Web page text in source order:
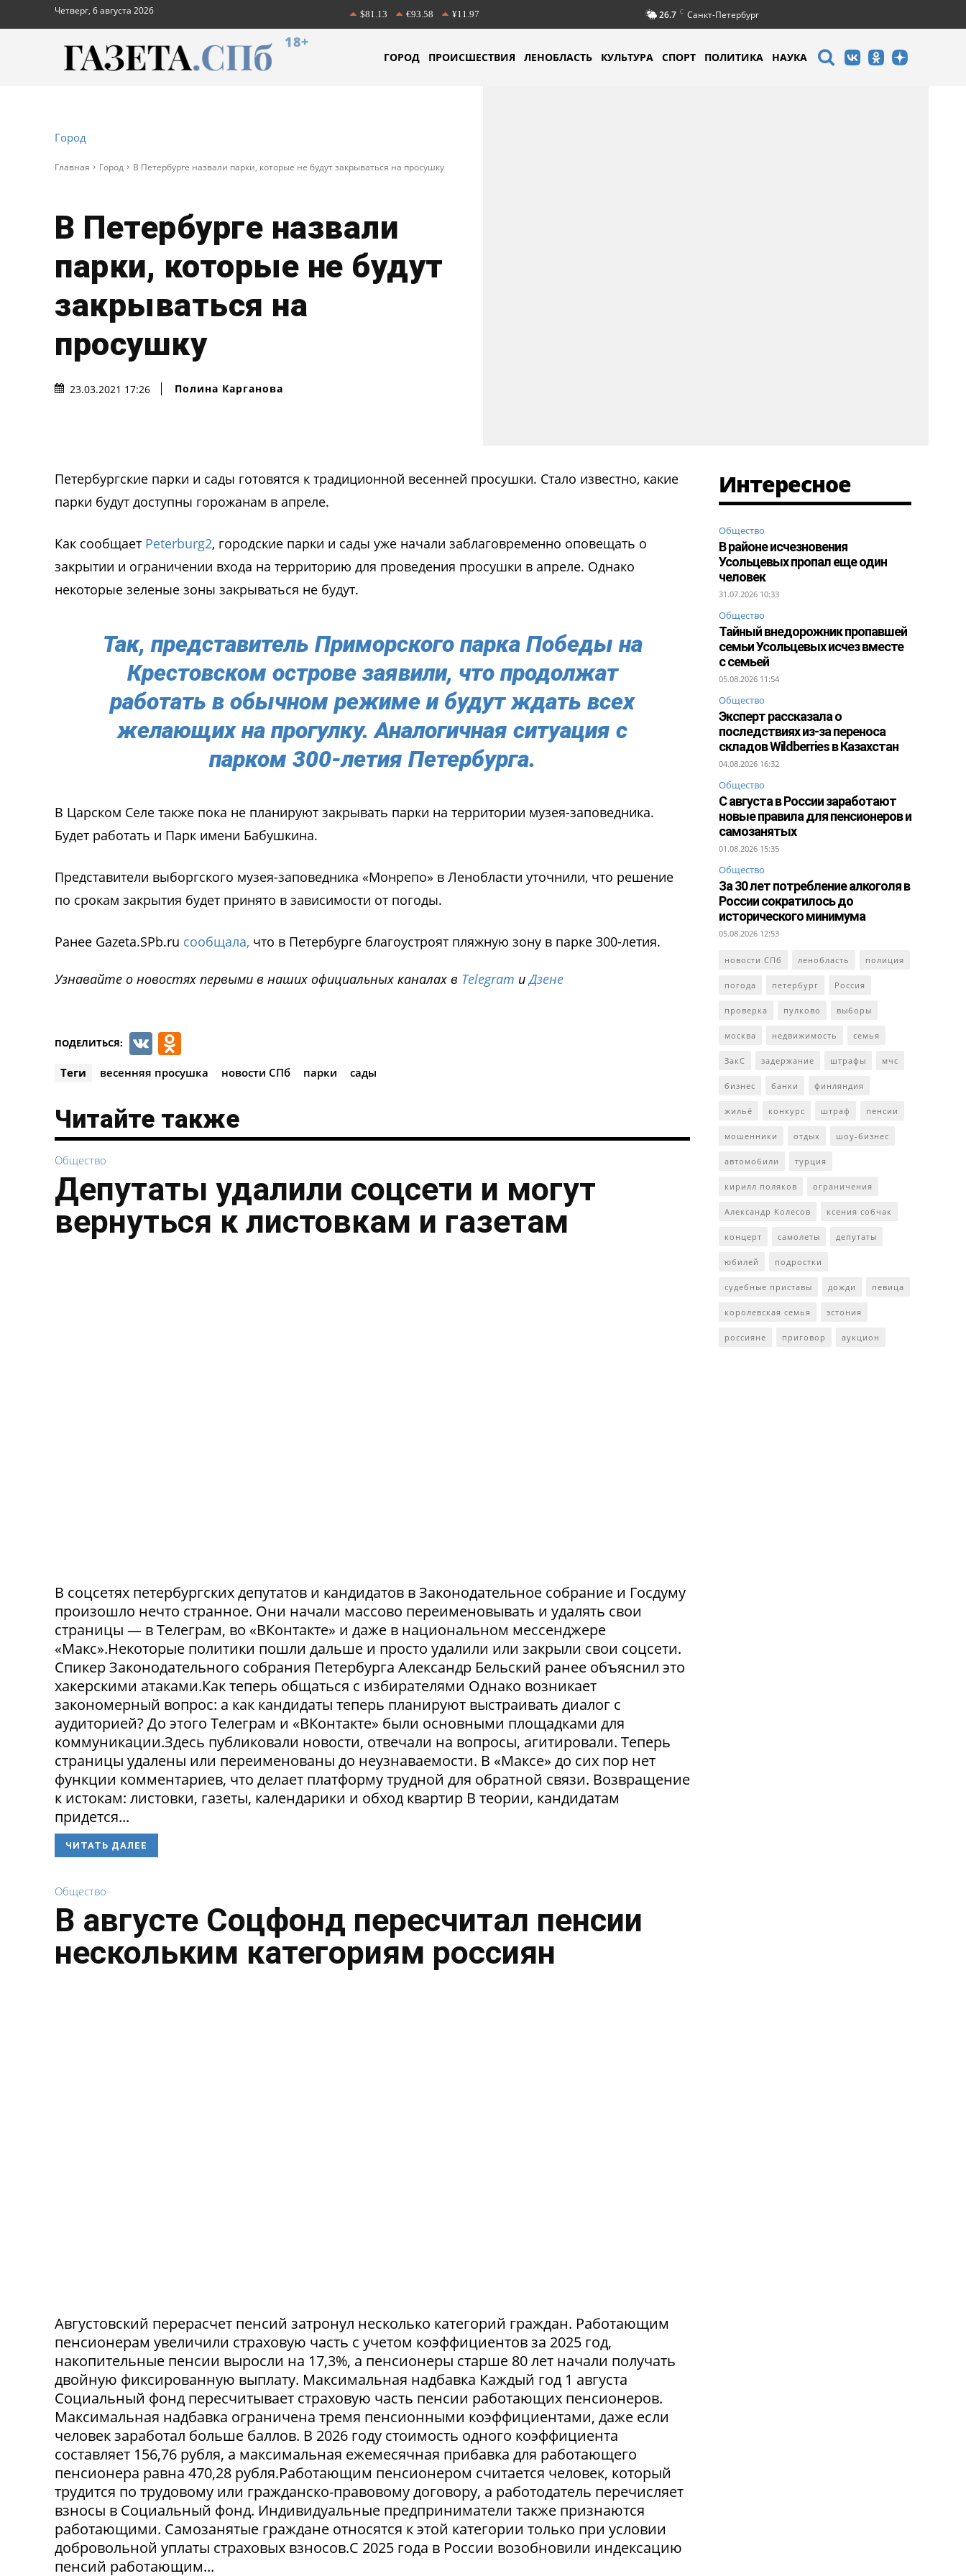
Четверг, 6 августа 2026 $81.13 €93.58 ¥11.97 26.7 C Санкт-Петербург
18+
ГОРОД ПРОИСШЕСТВИЯ ЛЕНОБЛАСТЬ КУЛЬТУРА СПОРТ ПОЛИТИКА НАУКА
Город
Главная Город В Петербурге назвали парки, которые не будут закрываться на просушку
В Петербурге назвали
парки, которые не будут
закрываться на
просушку
23.03.2021 17:26 Полина Карганова
Петербургские парки и сады готовятся к традиционной весенней просушки. Стало известно, какие
парки будут доступны горожанам в апреле.
Как сообщает Peterburg2, городские парки и сады уже начали заблаговременно оповещать о
закрытии и ограничении входа на территорию для проведения просушки в апреле. Однако
некоторые зеленые зоны закрываться не будут.
Так, представитель Приморского парка Победы на
Крестовском острове заявили, что продолжат
работать в обычном режиме и будут ждать всех
желающих на прогулку. Аналогичная ситуация с
парком 300-летия Петербурга.
В Царском Селе также пока не планируют закрывать парки на территории музея-заповедника.
Будет работать и Парк имени Бабушкина.
Представители выборгского музея-заповедника «Монрепо» в Ленобласти уточнили, что решение
по срокам закрытия будет принято в зависимости от погоды.
Ранее Gazeta.SPb.ru сообщала, что в Петербурге благоустроят пляжную зону в парке 300-летия.
Узнавайте о новостях первыми в наших официальных каналах в Telegram иДзене
ПОДЕЛИТЬСЯ: VK
Теги весенняя просушка новости СПб парки сады
Читайте также
Общество
Депутаты удалили соцсети и могут
вернуться к листовкам и газетам
В соцсетях петербургских депутатов и кандидатов в Законодательное собрание и Госдуму
произошло нечто странное. Они начали массово переименовывать и удалять свои
страницы — в Телеграм, во «ВКонтакте» и даже в национальном мессенджере
«Макс».Некоторые политики пошли дальше и просто удалили или закрыли свои соцсети.
Спикер Законодательного собрания Петербурга Александр Бельский ранее объяснил это
хакерскими атаками.Как теперь общаться с избирателями Однако возникает
закономерный вопрос: а как кандидаты теперь планируют выстраивать диалог с
аудиторией? До этого Телеграм и «ВКонтакте» были основными площадками для
коммуникации.Здесь публиковали новости, отвечали на вопросы, агитировали. Теперь
страницы удалены или переименованы до неузнаваемости. В «Максе» до сих пор нет
функции комментариев, что делает платформу трудной для обратной связи. Возвращение
к истокам: листовки, газеты, календарики и обход квартир В теории, кандидатам
придется...
ЧИТАТЬ ДАЛЕЕ
Общество
В августе Соцфонд пересчитал пенсии
нескольким категориям россиян
Августовский перерасчет пенсий затронул несколько категорий граждан. Работающим
пенсионерам увеличили страховую часть с учетом коэффициентов за 2025 год,
накопительные пенсии выросли на 17,3%, а пенсионеры старше 80 лет начали получать
двойную фиксированную выплату. Максимальная надбавка Каждый год 1 августа
Социальный фонд пересчитывает страховую часть пенсии работающих пенсионеров.
Максимальная надбавка ограничена тремя пенсионными коэффициентами, даже если
человек заработал больше баллов. В 2026 году стоимость одного коэффициента
составляет 156,76 рубля, а максимальная ежемесячная прибавка для работающего
пенсионера равна 470,28 рубля.Работающим пенсионером считается человек, который
трудится по трудовому или гражданско-правовому договору, а работодатель перечисляет
взносы в Социальный фонд. Индивидуальные предприниматели также признаются
работающими. Самозанятые граждане относятся к этой категории только при условии
добровольной уплаты страховых взносов.С 2025 года в России возобновили индексацию
пенсий работающим...
Интересное
Общество
В районе исчезновения
Усольцевых пропал еще один
человек
31.07.2026 10:33
Общество
Тайный внедорожник пропавшей
семьи Усольцевых исчез вместе
с семьей
05.08.2026 11:54
Общество
Эксперт рассказала о
последствиях из-за переноса
складов Wildberries в Казахстан
04.08.2026 16:32
Общество
С августа в России заработают
новые правила для пенсионеров и
самозанятых
01.08.2026 15:35
Общество
За 30 лет потребление алкоголя в
России сократилось до
исторического минимума
05.08.2026 12:53
новости СПб ленобласть полиция
погода петербург Россия
проверка пулково выборы
москва недвижимость семья
ЗакС задержание штрафы мчс
бизнес банки финляндия
жильё конкурс штраф пенсии
мошенники отдых шоу-бизнес
автомобили турция
кирилл поляков ограничения
Александр Колесов ксения собчак
концерт самолеты депутаты
юбилей подростки
судебные приставы дожди певица
королевская семья эстония
россияне приговор аукцион